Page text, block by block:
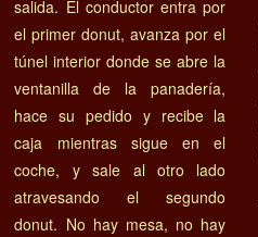
salida. El conductor entra por
el primer donut, avanza por el
túnel interior donde se abre la
ventanilla de la panadería,
hace su pedido y recibe la
caja mientras sigue en el
coche, y sale al otro lado
atravesando el segundo
donut. No hay mesa, no hay